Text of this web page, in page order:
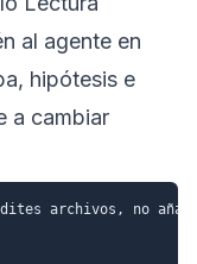
al agente en
hipótesis e
a cambiar
archivos, no